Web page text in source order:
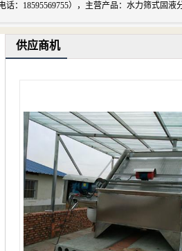
供应商机